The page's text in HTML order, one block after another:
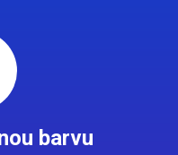
barvu